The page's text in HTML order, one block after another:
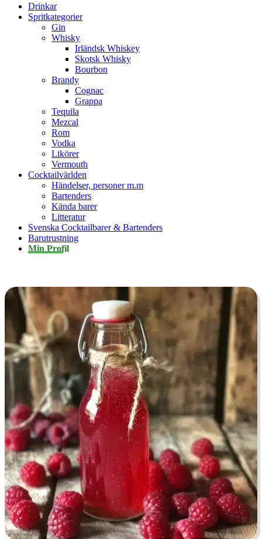
Drinkar
Spritkategorier
Gin
Whisky
Irländsk Whiskey
Skotsk Whisky
Bourbon
Brandy
Cognac
Grappa
Tequila
Mezcal
Rom
Vodka
Likörer
Vermouth
Cocktailvärlden
Händelser, personer m.m
Bartenders
Kända barer
Litteratur
Svenska Cocktailbarer & Bartenders
Barutrustning
Min Profil